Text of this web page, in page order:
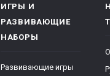
ИГРЫ И
РАЗВИВАЮЩИЕ
НАБОРЫ
Развивающие игры